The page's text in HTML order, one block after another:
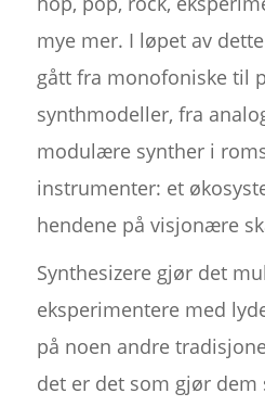
mye mer. I løpet av
gått fra monofoniske til
synthmodeller, fra
modulære synther i
instrumenter: et
hendene på visjonære
Synthesizere gjør det
eksperimentere med
på noen andre
det er det som gjør